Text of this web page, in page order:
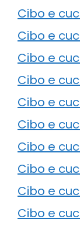
Cibo e
Cibo e
Cibo e
Cibo e
Cibo e
Cibo e
Cibo e
Cibo e
Cibo e
Cibo e